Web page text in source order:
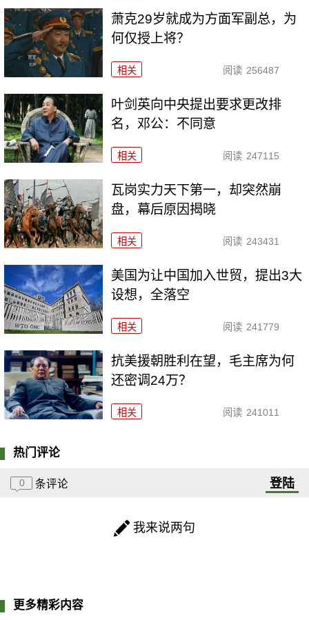
萧克29岁就成为方面军副总，为
何仅授上将？
相关 阅读 256487
叶剑英向中央提出要求更改排
名，邓公：不同意
相关 阅读 247115
瓦岗实力天下第一，却突然崩
盘，幕后原因揭晓
相关 阅读 243431
美国为让中国加入世贸，提出3大
设想，全落空
相关 阅读 241779
抗美援朝胜利在望，毛主席为何
还密调24万？
相关 阅读 241011
热门评论
0 条评论 登陆
我来说两句
更多精彩内容